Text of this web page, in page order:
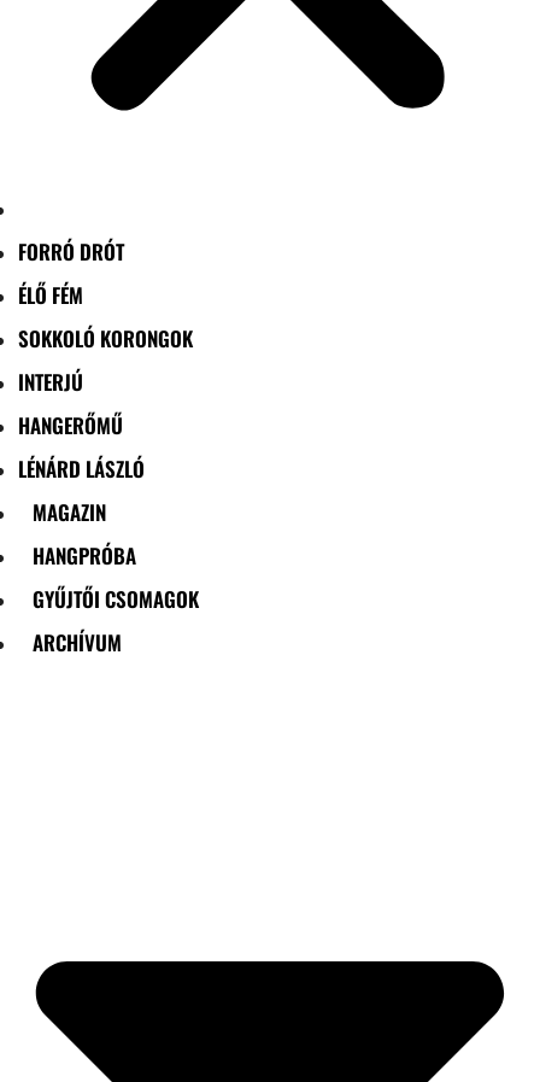
FORRÓ DRÓT
ÉLŐ FÉM
SOKKOLÓ KORONGOK
INTERJÚ
HANGERŐMŰ
LÉNÁRD LÁSZLÓ
MAGAZIN
HANGPRÓBA
GYŰJTŐI CSOMAGOK
ARCHÍVUM